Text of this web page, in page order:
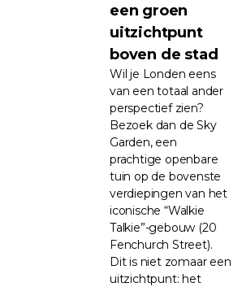
een groen
uitzichtpunt
boven de stad
Wil je Londen eens
van een totaal ander
perspectief zien?
Bezoek dan de Sky
Garden, een
prachtige openbare
tuin op de bovenste
verdiepingen van het
iconische “Walkie
Talkie”-gebouw (20
Fenchurch Street).
Dit is niet zomaar een
uitzichtpunt: het